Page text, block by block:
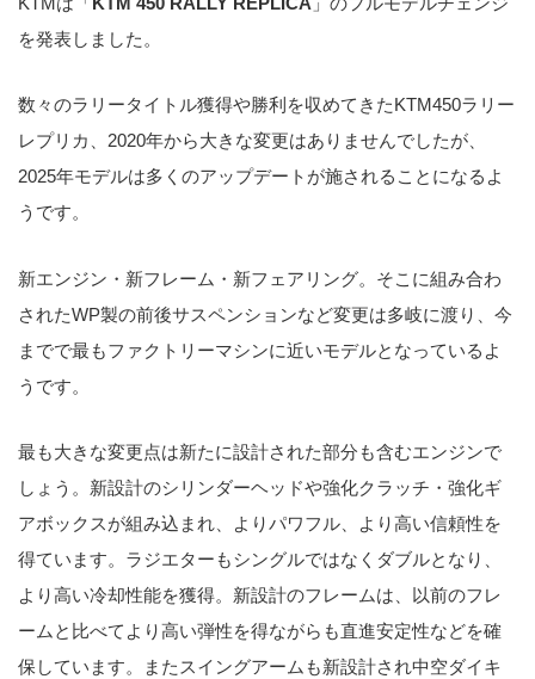
を発表しました。
数々のラリータイトル獲得や勝利を収めてきたKTM450ラリー
レプリカ、2020年から大きな変更はありませんでしたが、
2025年モデルは多くのアップデートが施されることになるよ
うです。
新エンジン・新フレーム・新フェアリング。そこに組み合わ
されたWP製の前後サスペンションなど変更は多岐に渡り、今
までで最もファクトリーマシンに近いモデルとなっているよ
うです。
最も大きな変更点は新たに設計された部分も含むエンジンで
しょう。新設計のシリンダーヘッドや強化クラッチ・強化ギ
アボックスが組み込まれ、よりパワフル、より高い信頼性を
得ています。ラジエターもシングルではなくダブルとなり、
より高い冷却性能を獲得。新設計のフレームは、以前のフレ
ームと比べてより高い弾性を得ながらも直進安定性などを確
保しています。またスイングアームも新設計され中空ダイキ